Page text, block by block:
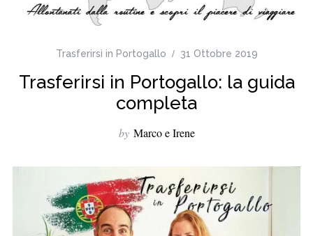
Trasferirsi in Portogallo 31 Ottobre 2019
Trasferirsi in Portogallo: la guida
completa
by Marco e Irene